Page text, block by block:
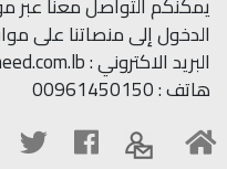
الدخول إلى منصاتنا على
البريد الاكتروني : info@shaheed.com.lb
هاتف : 00961450150